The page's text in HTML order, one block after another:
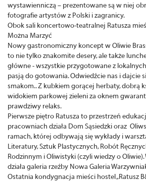
wystawienniczą – prezentowane są w niej
fotografie artystów z Polski i zagranicy.
Obok sali koncertowo-teatralnej Ratusza
Można Marzyć
Nowy gastronomiczny koncept w Oliwie
to nie tylko znakomite desery, ale także
główne - wszystkie przygotowane z
pasją do gotowania. Odwiedźcie nas i dajcie
smakom.. Z kubkiem gorącej herbaty, dobrą
widokiem parkowej zieleni za oknem
prawdziwy relaks.
Pierwsze piętro Ratusza to przestrzeń
pracowniach działa Dom Sąsiedzki oraz
ramach, której odbywają się wykłady i
Literatury, Sztuk Plastycznych, Robót
Rodzinnym i Oliwistyki (czyli wiedzy o
działa galeria rzeźby Nowa Galeria
Ostatnia kondygnacja mieści hostel „Ratusz